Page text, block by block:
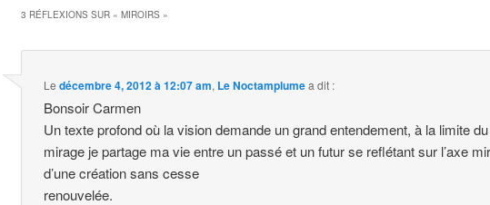
3 RÉFLEXIONS SUR « MIROIRS»
Ledécembre 4, 2012 à 12:07 am, Le Noctamplumea dit :
Bonsoir Carmen
Un texte profond où la vision demande un grand entendement, à la limite du
mirage je partage ma vie entre un passé et un futur se reflétant sur l’axe
d’une création sans cesse
renouvelée.